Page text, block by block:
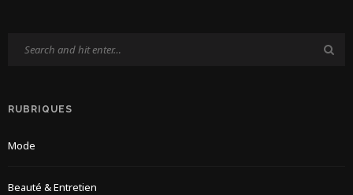
RUBRIQUES
Mode
Beauté & Entretien